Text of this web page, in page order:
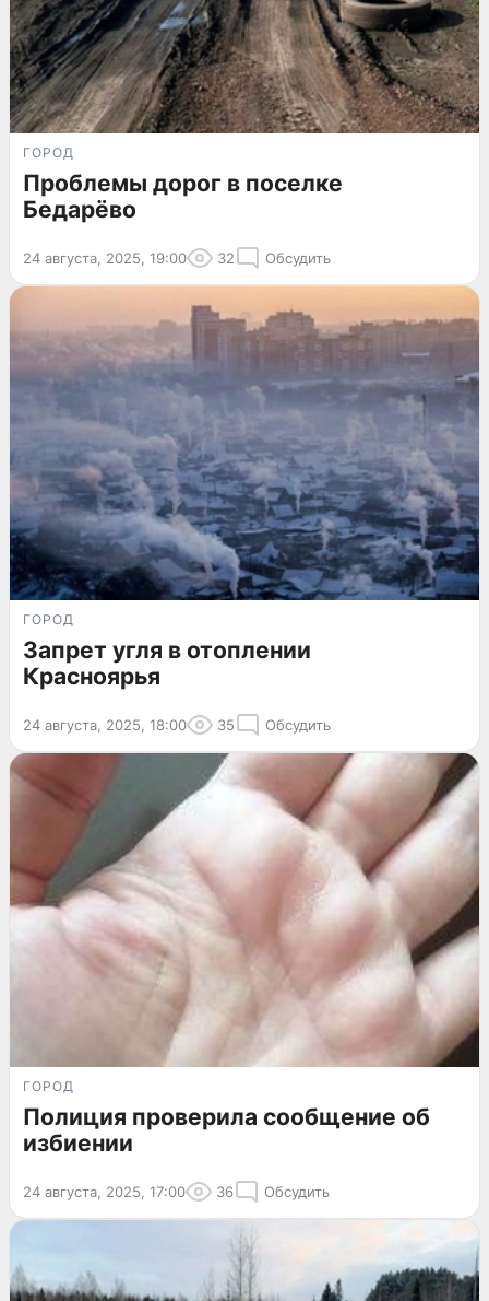
ГОРОД
Проблемы дорог в поселке
Бедарёво
24 августа, 2025, 19:00 32 Обсудить
ГОРОД
Запрет угля в отоплении
Красноярья
24 августа, 2025, 18:00 35 Обсудить
ГОРОД
Полиция проверила сообщение об
избиении
24 августа, 2025, 17:00 36 Обсудить